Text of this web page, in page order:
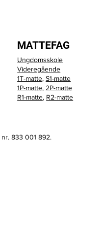
833 001 892.
MATTEFAG
Ungdomsskole
Videregående
1T-matte,S1-matte
1P-matte, 2P-matte
R1-matte, R2-matte